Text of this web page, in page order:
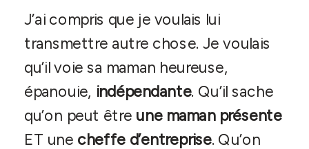
J’ai compris que je voulais lui
transmettre autre chose. Je voulais
qu’il voie sa maman heureuse,
épanouie, indépendante. Qu’il sache
qu’on peut être une maman présente
ET une cheffe d’entreprise. Qu’on